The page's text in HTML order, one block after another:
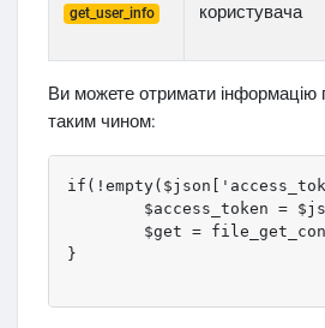
get_user_info
користувача
Ви можете отримати інформацію
таким чином:
}